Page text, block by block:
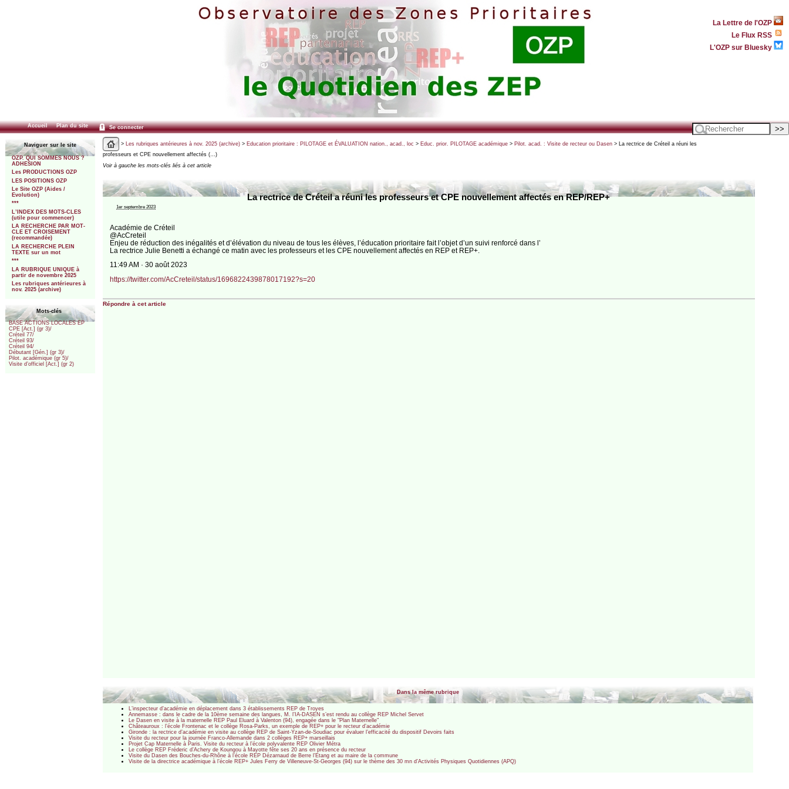
La Lettre de l'OZP
Le Flux RSS
L'OZP sur Bluesky
Accueil Plan du site Se connecter
Naviguer sur le site
OZP. QUI SOMMES NOUS ?
ADHESION
Les PRODUCTIONS OZP
LES POSITIONS OZP
Le Site OZP (Aides /
Evolution)
***
L’INDEX DES MOTS-CLES
(utile pour commencer)
LA RECHERCHE PAR MOT-
CLE ET CROISEMENT
(recommandée)
LA RECHERCHE PLEIN
TEXTE sur un mot
***
LA RUBRIQUE UNIQUE à
partir de novembre 2025
Les rubriques antérieures à
nov. 2025 (archive)
Mots-clés
BASE ACTIONS LOCALES EP
CPE [Act.] (gr 3)/
Créteil 77/
Créteil 93/
Créteil 94/
Débutant [Gén.] (gr 3)/
Pilot. académique (gr 5)/
Visite d’officiel [Act.] (gr 2)
> Les rubriques antérieures à nov. 2025 (archive)> Education prioritaire : PILOTAGE et ÉVALUATION nation., acad., loc > Educ. prior. PILOTAGE académique> Pilot. acad. : Visite de recteur ou Dasen> La rectrice de Créteil a réuni les
professeurs et CPE nouvellement affectés (…)
Voir à gauche les mots-clés liés à cet article
La rectrice de Créteil a réuni les professeurs et CPE nouvellement affectés en REP/REP+
1er septembre 2023
Académie de Créteil
@AcCreteil
Enjeu de réduction des inégalités et d’élévation du niveau de tous les élèves, l’éducation prioritaire fait l’objet d’un suivi renforcé dans l’
La rectrice Julie Benetti a échangé ce matin avec les professeurs et les CPE nouvellement affectés en REP et REP+.
11:49 AM · 30 août 2023
https://twitter.com/AcCreteil/status/1696822439878017192?s=20
Répondre à cet article
Dans la même rubrique
L’inspecteur d’académie en déplacement dans 3 établissements REP de Troyes
Annemasse : dans le cadre de la 10ème semaine des langues, M. l’IA-DASEN s’est rendu au collège REP Michel Servet
Le Dasen en visite à la maternelle REP Paul Eluard à Valenton (94), engagée dans le "Plan Maternelle"
Châteauroux : l’école Frontenac et le collège Rosa-Parks, un exemple de REP+ pour le recteur d’académie
Gironde : la rectrice d’académie en visite au collège REP de Saint-Yzan-de-Soudiac pour évaluer l’efficacité du dispositif Devoirs faits
Visite du recteur pour la journée Franco-Allemande dans 2 collèges REP+ marseillais
Projet Cap Maternelle à Paris. Visite du recteur à l’école polyvalente REP Olivier Métra
Le collège REP Fréderic d’Achery de Koungou à Mayotte fête ses 20 ans en présence du recteur
Visite du Dasen des Bouches-du-Rhône à l’école REP Dézarnaud de Berre l’Etang et au maire de la commune
Visite de la directrice académique à l’école REP+ Jules Ferry de Villeneuve-St-Georges (94) sur le thème des 30 mn d’Activités Physiques Quotidiennes (APQ)